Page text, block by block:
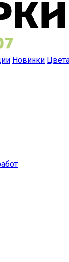
Новинки Цвета